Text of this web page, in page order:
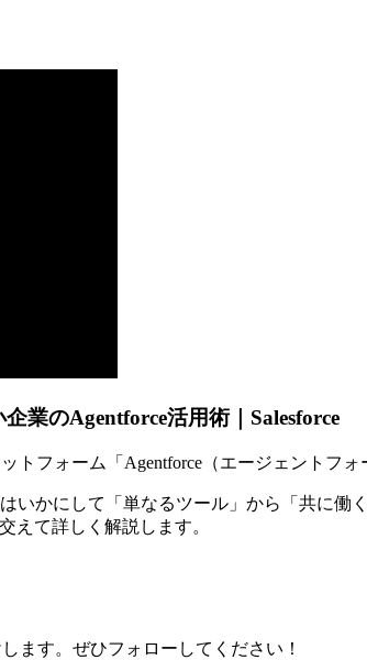
業のAgentforce活用術｜Salesforce
トフォーム「Agentforce（エージェントフ
いかにして「単なるツール」から「共に
えて詳しく解説します。
ます。ぜひフォローしてください！